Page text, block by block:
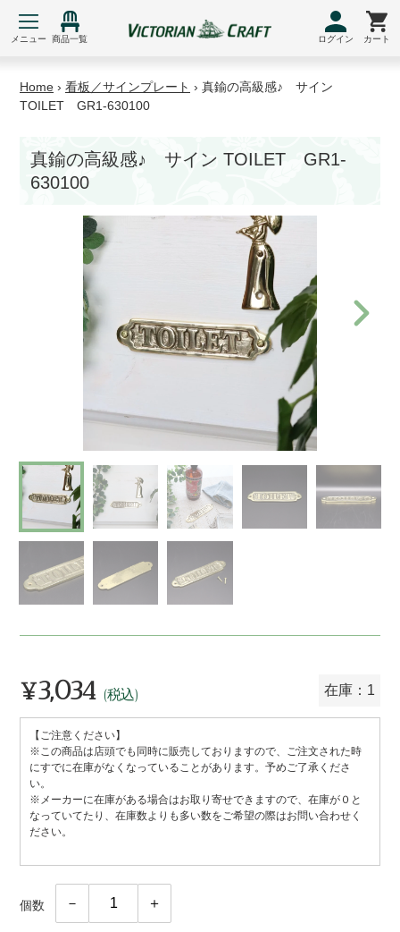
メニュー 商品一覧 ログイン カート
Home › 看板／サインプレート › 真鍮の高級感♪ サイン
TOILET GR1-630100
真鍮の高級感♪ サイン TOILET GR1-
630100
通
常
価
格
¥3,034 (税込) 在庫：1
【ご注意ください】
※この商品は店頭でも同時に販売しておりますので、ご注文された時
にすでに在庫がなくなっていることがあります。予めご了承くださ
い。
※メーカーに在庫がある場合はお取り寄せできますので、在庫が０と
なっていてたり、在庫数よりも多い数をご希望の際はお問い合わせく
ださい。
個数